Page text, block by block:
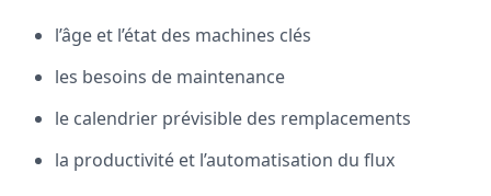
l’âge et l’état des machines clés
les besoins de maintenance
le calendrier prévisible des remplacements
la productivité et l’automatisation du flux